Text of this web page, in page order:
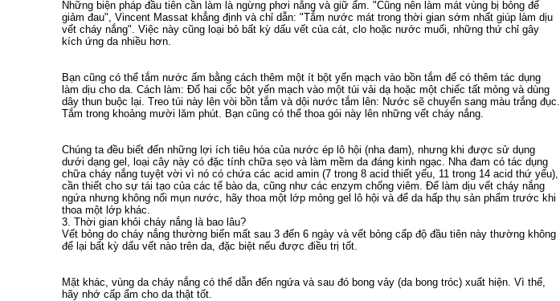
Những biện pháp đầu tiên cần làm là ngừng phơi nắng và giữ ẩm. "Cũng nên làm mát vùng bị bỏng để
giảm đau", Vincent Massat khẳng định và chỉ dẫn: "Tắm nước mát trong thời gian sớm nhất giúp làm dịu
vết cháy nắng". Việc này cũng loại bỏ bất kỳ dấu vết của cát, clo hoặc nước muối, những thứ chỉ gây
kích ứng da nhiều hơn.
Bạn cũng có thể tắm nước ấm bằng cách thêm một ít bột yến mạch vào bồn tắm để có thêm tác dụng
làm dịu cho da. Cách làm: Đổ hai cốc bột yến mạch vào một túi vải dạ hoặc một chiếc tất mỏng và dùng
dây thun buộc lại. Treo túi này lên vòi bồn tắm và dội nước tắm lên: Nước sẽ chuyển sang màu trắng đục.
Tắm trong khoảng mười lăm phút. Bạn cũng có thể thoa gói này lên những vết cháy nắng.
Chúng ta đều biết đến những lợi ích tiêu hóa của nước ép lô hội (nha đam), nhưng khi được sử dụng
dưới dạng gel, loại cây này có đặc tính chữa sẹo và làm mềm da đáng kinh ngạc. Nha đam có tác dụng
chữa cháy nắng tuyệt vời vì nó có chứa các acid amin (7 trong 8 acid thiết yếu, 11 trong 14 acid thứ yếu),
cần thiết cho sự tái tạo của các tế bào da, cũng như các enzym chống viêm. Để làm dịu vết cháy nắng
ngứa nhưng không nổi mụn nước, hãy thoa một lớp mỏng gel lô hội và để da hấp thụ sản phẩm trước khi
thoa một lớp khác.
3. Thời gian khỏi cháy nắng là bao lâu?
Vết bỏng do cháy nắng thường biến mất sau 3 đến 6 ngày và vết bỏng cấp độ đầu tiên này thường không
để lại bất kỳ dấu vết nào trên da, đặc biệt nếu được điều trị tốt.
Mặt khác, vùng da cháy nắng có thể dẫn đến ngứa và sau đó bong vảy (da bong tróc) xuất hiện. Vì thế,
hãy nhớ cấp ẩm cho da thật tốt.